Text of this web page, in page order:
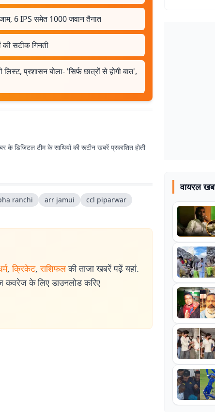
6 IPS समेत 1000 जवान तैनात
की सटीक गिनती
प्रशासन बोला- 'सिर्फ छात्रों से होगी बात',
डिजिटल टीम के साथियों की रूटीन खबरें प्रकाशित होती
ranchi arr jamui
ccl piparwar
, क्रिकेट, राशिफल की ताजा खबरें पढ़ें यहां.
कवरेज के लिए डाउनलोड करिए
वायरल